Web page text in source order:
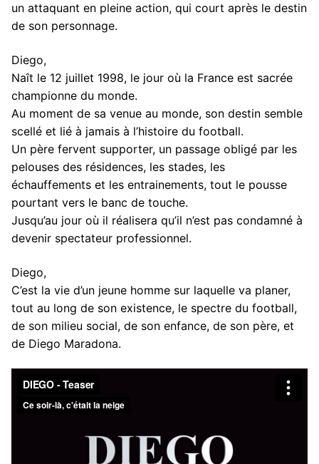
un attaquant en pleine action, qui court après le destin
de son personnage.
Diego,
Naît le 12 juillet 1998, le jour où la France est sacrée
championne du monde.
Au moment de sa venue au monde, son destin semble
scellé et lié à jamais à l’histoire du football.
Un père fervent supporter, un passage obligé par les
pelouses des résidences, les stades, les
échauffements et les entrainements, tout le pousse
pourtant vers le banc de touche.
Jusqu’au jour où il réalisera qu’il n’est pas condamné à
devenir spectateur professionnel.
Diego,
C’est la vie d’un jeune homme sur laquelle va planer,
tout au long de son existence, le spectre du football,
de son milieu social, de son enfance, de son père, et
de Diego Maradona.